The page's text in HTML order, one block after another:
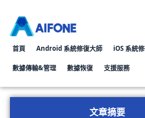
首頁 Android 系統修復大師 iOS 系統
數據傳輸&管理 數據恢復 支援服務
Whatsapp轉移對話工具Android資料復
文章摘要